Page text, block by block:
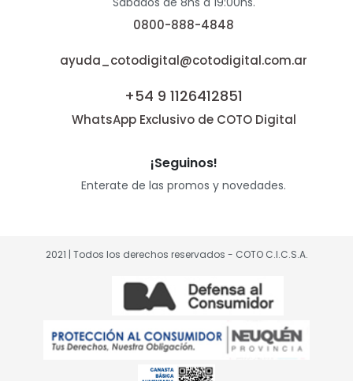
0800-888-4848
ayuda_cotodigital@cotodigital.com.ar
+54 9 1126412851
WhatsApp Exclusivo de COTO Digital
¡Seguinos!
Enterate de las promos y novedades.
2021 | Todos los derechos reservados - COTO C.I.C.S.A.